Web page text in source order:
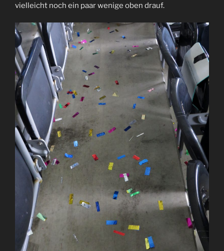
vielleicht noch ein paar wenige oben drauf.